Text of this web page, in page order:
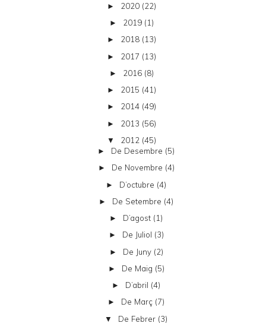
► 2020 (22)
► 2019 (1)
► 2018 (13)
► 2017 (13)
► 2016 (8)
► 2015 (41)
► 2014 (49)
► 2013 (56)
▼ 2012 (45)
► De Desembre (5)
► De Novembre (4)
► D’octubre (4)
► De Setembre (4)
► D’agost (1)
► De Juliol (3)
► De Juny (2)
► De Maig (5)
► D’abril (4)
► De Març (7)
▼ De Febrer (3)